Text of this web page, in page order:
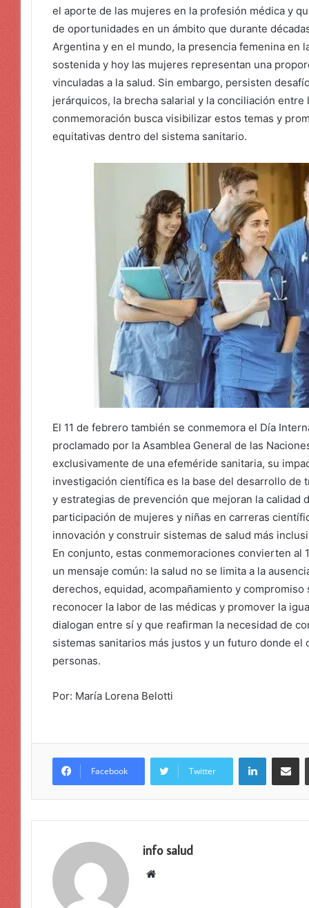
el aporte de las mujeres en la profesión médica y
de oportunidades en un ámbito que durante
Argentina y en el mundo, la presencia femenina en
sostenida y hoy las mujeres representan una
vinculadas a la salud. Sin embargo, persisten
jerárquicos, la brecha salarial y la conciliación entre
conmemoración busca visibilizar estos temas y
equitativas dentro del sistema sanitario.
El 11 de febrero también se conmemora el Día
proclamado por la Asamblea General de las
exclusivamente de una efeméride sanitaria, su
investigación científica es la base del desarrollo de
y estrategias de prevención que mejoran la calidad
participación de mujeres y niñas en carreras
innovación y construir sistemas de salud más
En conjunto, estas conmemoraciones convierten al
un mensaje común: la salud no se limita a la
derechos, equidad, acompañamiento y
reconocer la labor de las médicas y promover la
dialogan entre sí y que reafirman la necesidad de
sistemas sanitarios más justos y un futuro donde
personas.
Por: María Lorena Belotti
Facebook Twitter
LinkedIn
info salud
Sitio